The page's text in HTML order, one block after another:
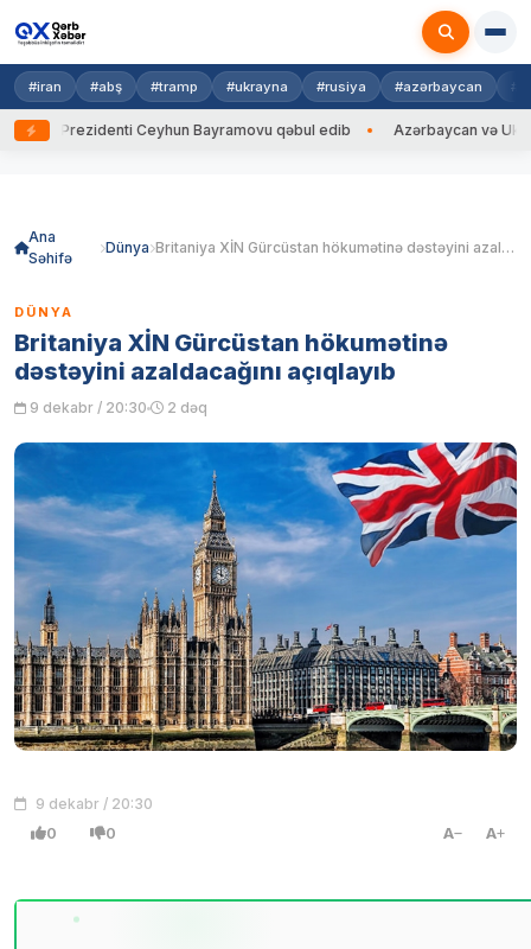
#iran #abş #tramp #ukrayna #rusiya #azərbaycan
Prezidenti Ceyhun Bayramovu qəbul edib Azərbaycan və
Ana
Səhifə
Dünya Britaniya XİN Gürcüstan hökumətinə dəstəyini azaldacağını açıqlayıb
DÜNYA
Britaniya XİN Gürcüstan hökumətinə
dəstəyini azaldacağını açıqlayıb
9 dekabr / 20:30 2 dəq
9 dekabr / 20:30
0 0 A A